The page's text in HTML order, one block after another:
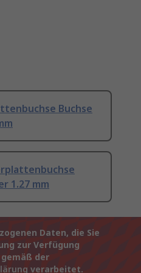
Buchse
1.27 mm
Daten, die Sie
zur Verfügung
der
verarbeitet.